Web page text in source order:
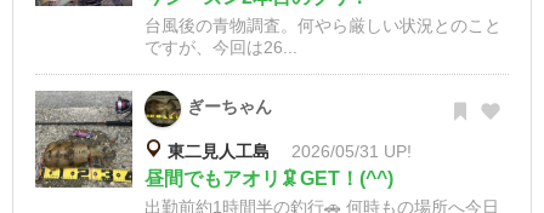
台風後の青物調査。何やら厳しい状況とのこと
ですが、今回は26...
ぎーちゃん
東二見人工島 2026/05/31 UP!
昼間でもアオリ🦑GET！(^^)
出勤前約1時間半の釣行🚗 何時もの場所へ今日